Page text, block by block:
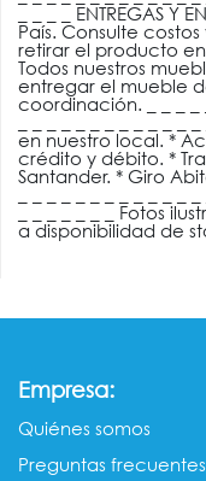
_ _ _ _ ENTREGAS
País. Consulte
retirar el producto
Todos nuestros
entregar el mueble
coordinación. _ _ _ _ _
_ _ _ _ _ _ _ _ _ _ _ _
en nuestro local. *
crédito y débito. *
Santander. * Giro
_ _ _ _ _ _ _ _ _ _ _ _
_ _ _ _ _ _ _ Fotos
a disponibilidad de
Empresa:
Quiénes somos​​
Preguntas frecuentes